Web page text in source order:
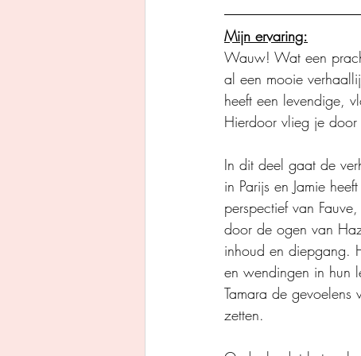
Mijn ervaring:
Wauw! Wat een
al een mooie
heeft een levendige,
Hierdoor vlieg je door
In dit deel gaat de
in Parijs en Jamie
perspectief van
door de ogen van
inhoud en diepgang.
en wendingen in hun
Tamara de
zetten.